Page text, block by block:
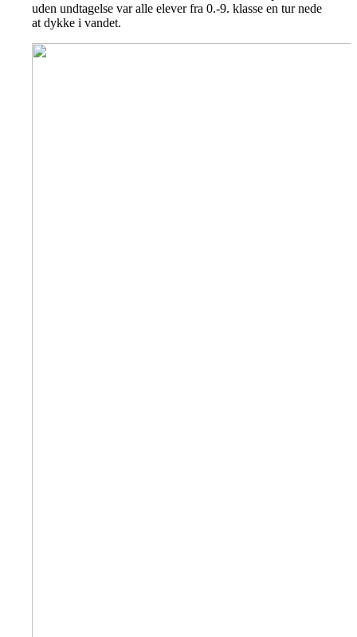
uden undtagelse var alle elever fra 0.-9. klasse en tur nede
at dykke i vandet.